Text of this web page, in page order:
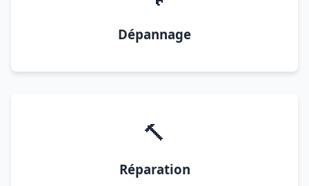
Dépannage
🔨
Réparation